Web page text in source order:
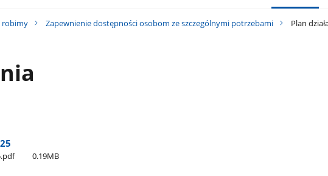
robimy Zapewnienie dostępności osobom ze szczególnymi potrzebami Plan
0.19MB